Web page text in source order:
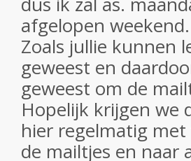
afgelopen weekend.
Zoals jullie kunnen
geweest en
geweest om de
Hopelijk krijgen we
hier regelmatig
de mailtjes en naar